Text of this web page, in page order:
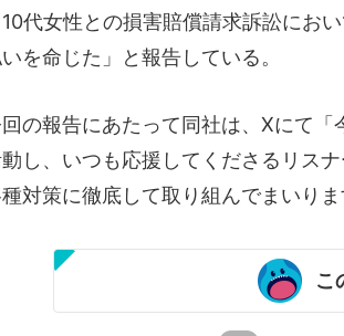
10代女性との損害賠償請求訴訟にお
を命じた」と報告している。
の報告にあたって同社は、Xにて
し、いつも応援してくださるリス
対策に徹底して取り組んでまいりま
こ